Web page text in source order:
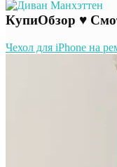
КупиОбзор ♥
Чехол для iPhone на